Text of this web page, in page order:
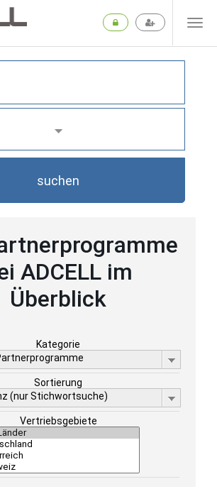
suchen
ADCELL im
Überblick
Kategorie
Sortierung
(nur Stichwortsuche)
Vertriebsgebiete